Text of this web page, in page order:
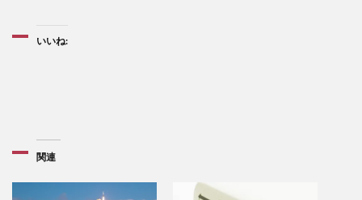
いいね:
関連